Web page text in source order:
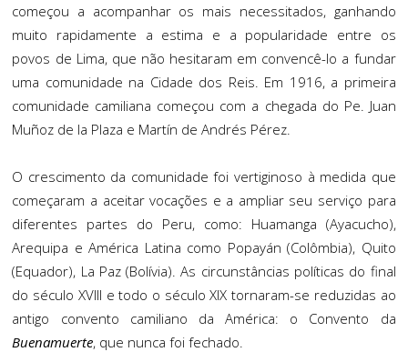
começou a acompanhar os mais necessitados, ganhando
muito rapidamente a estima e a popularidade entre os
povos de Lima, que não hesitaram em convencê-lo a fundar
uma comunidade na Cidade dos Reis. Em 1916, a primeira
comunidade camiliana começou com a chegada do Pe. Juan
Muñoz de la Plaza e Martín de Andrés Pérez.
O crescimento da comunidade foi vertiginoso à medida que
começaram a aceitar vocações e a ampliar seu serviço para
diferentes partes do Peru, como: Huamanga (Ayacucho),
Arequipa e América Latina como Popayán (Colômbia), Quito
(Equador), La Paz (Bolívia). As circunstâncias políticas do final
do século XVIII e todo o século XIX tornaram-se reduzidas ao
antigo convento camiliano da América: o Convento da
Buenamuerte, que nunca foi fechado.